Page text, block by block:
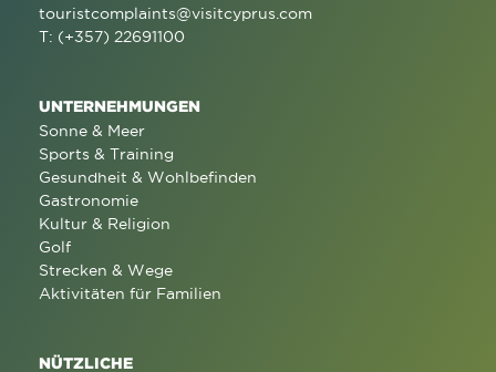
touristcomplaints@visitcyprus.com
T: (+357) 22691100
UNTERNEHMUNGEN
Sonne & Meer
Sports & Training
Gesundheit & Wohlbefinden
Gastronomie
Kultur & Religion
Golf
Strecken & Wege
Aktivitäten für Familien
NÜTZLICHE